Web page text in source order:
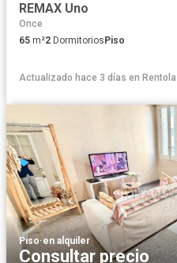
REMAX Uno
Once
65 m²2 Dormitorios Piso
Actualizado hace 3 días en Rentola
Piso·en alquiler
Consultar precio